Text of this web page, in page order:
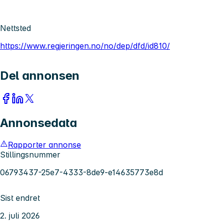
Nettsted
https://www.regjeringen.no/no/dep/dfd/id810/
Del annonsen
Annonsedata
Rapporter annonse
Stillingsnummer
06793437-25e7-4333-8de9-e14635773e8d
Sist endret
2. juli 2026